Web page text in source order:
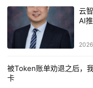
可由512MB扩至2GB。
化重要因素，不同应用
不同应用设置相宜的条
最优化。
SB-29520FF在本机内
4部服务器，可以在有
云
AI
被Token账单劝退之后，
卡